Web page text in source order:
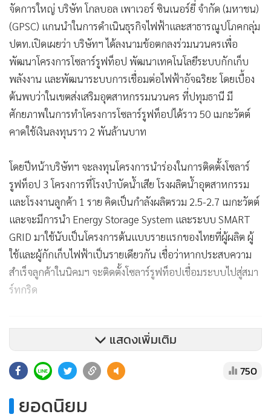
จัดการใหญ่ บริษัท โกลบอล เพาเวอร์ ซินเนอร์ยี่ จำกัด (มหาชน)
(GPSC) แกนนำในการดำเนินธุรกิจไฟฟ้าและสาธารณูปโภคกลุ่ม
ปตท.เปิดเผยว่า บริษัทฯ ได้ลงนามข้อตกลงร่วมนวนครเพื่อ
พัฒนาโครงการโซลาร์รูฟท็อป พัฒนาเทคโนโลยีระบบกักเก็บ
พลังงาน และพัฒนาระบบการเชื่อมต่อไฟฟ้าอัจฉริยะ โดยเบื้อง
ต้นพบว่าในเขตส่งเสริมอุตสาหกรรมนวนคร ที่ปทุมธานี มี
ศักยภาพในการทำโครงการโซลาร์รูฟท็อปได้ราว 50 เมกะวัตต์
คาดใช้เงินลงทุนราว 2 พันล้านบาท
โดยปีหน้าบริษัทฯ จะลงทุนโครงการนำร่องในการติดตั้งโซลาร์
รูฟท็อป 3 โครงการที่โรงบำบัดน้ำเสีย โรงผลิตน้ำอุตสาหกรรม
และโรงงานลูกค้า 1 ราย คิดเป็นกำลังผลิตรวม 2.5-2.7 เมกะวัตต์
และจะมีการนำ Energy Storage System และระบบ SMART
GRID มาใช้นับเป็นโครงการต้นแบบรายแรกของไทยที่ผู้ผลิต ผู้
ใช้และผู้กักเก็บไฟฟ้าเป็นรายเดียวกัน เชื่อว่าหากประสบความ
สำเร็จลูกค้าในนิคมฯ จะติดตั้งโซลาร์รูฟท็อปเชื่อมระบบไปสู่สมา
ร์ทกริด
แสดงเพิ่มเติม
750
ยอดนิยม